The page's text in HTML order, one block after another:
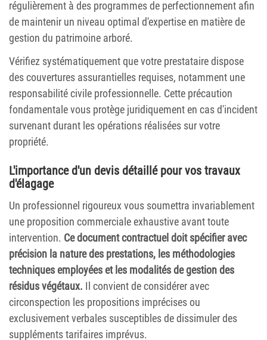
régulièrement à des programmes de perfectionnement afin
de maintenir un niveau optimal d'expertise en matière de
gestion du patrimoine arboré.
Vérifiez systématiquement que votre prestataire dispose
des couvertures assurantielles requises, notamment une
responsabilité civile professionnelle. Cette précaution
fondamentale vous protège juridiquement en cas d'incident
survenant durant les opérations réalisées sur votre
propriété.
L'importance d'un devis détaillé pour vos travaux
d'élagage
Un professionnel rigoureux vous soumettra invariablement
une proposition commerciale exhaustive avant toute
intervention. Ce document contractuel doit spécifier avec
précision la nature des prestations, les méthodologies
techniques employées et les modalités de gestion des
résidus végétaux. Il convient de considérer avec
circonspection les propositions imprécises ou
exclusivement verbales susceptibles de dissimuler des
suppléments tarifaires imprévus.